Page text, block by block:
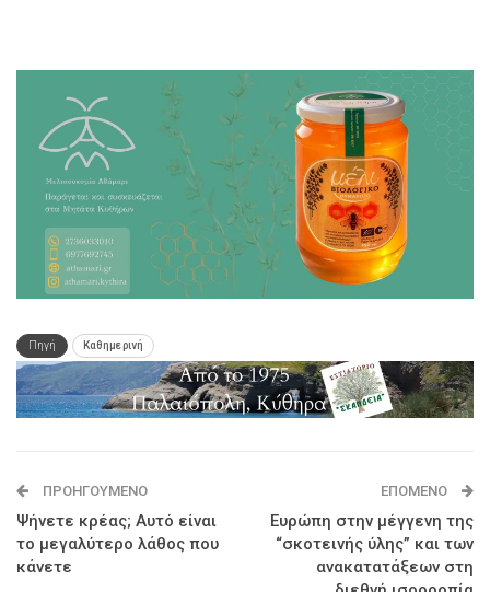
Πηγή Καθημερινή
ΠΡΟΗΓΟΎΜΕΝΟ
Ψήνετε κρέας; Αυτό είναι
τo μεγαλύτερο λάθος που
κάνετε
ΕΠΌΜΕΝΟ
Ευρώπη στην μέγγενη της
“σκοτεινής ύλης” και των
ανακατατάξεων στη